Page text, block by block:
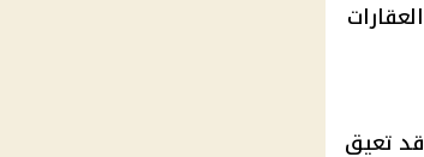
تعيق